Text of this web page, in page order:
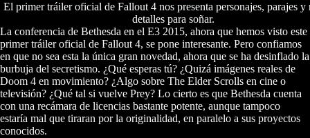
El primer tráiler oficial de Fallout 4 nos presenta personajes, parajes y
detalles para soñar.
La conferencia de Bethesda en el E3 2015, ahora que hemos visto este
primer tráiler oficial de Fallout 4, se pone interesante. Pero confiamos
en que no sea esta la única gran novedad, ahora que se ha desinflado la
burbuja del secretismo. ¿Qué esperas tú? ¿Quizá imágenes reales de
Doom 4 en movimiento? ¿Algo sobre The Elder Scrolls en cine o
televisión? ¿Qué tal si vuelve Prey? Lo cierto es que Bethesda cuenta
con una recámara de licencias bastante potente, aunque tampoco
estaría mal que tiraran por la originalidad, en paralelo a sus proyectos
conocidos.